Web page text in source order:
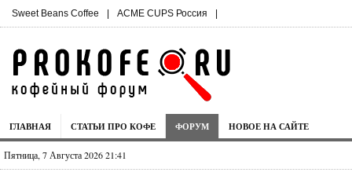
Sweet Beans Coffee | ACME CUPS Россия |
ГЛАВНАЯ СТАТЬИ ПРО КОФЕ ФОРУМ НОВОЕ НА САЙТЕ
Пятница, 7 Августа 2026 21:41